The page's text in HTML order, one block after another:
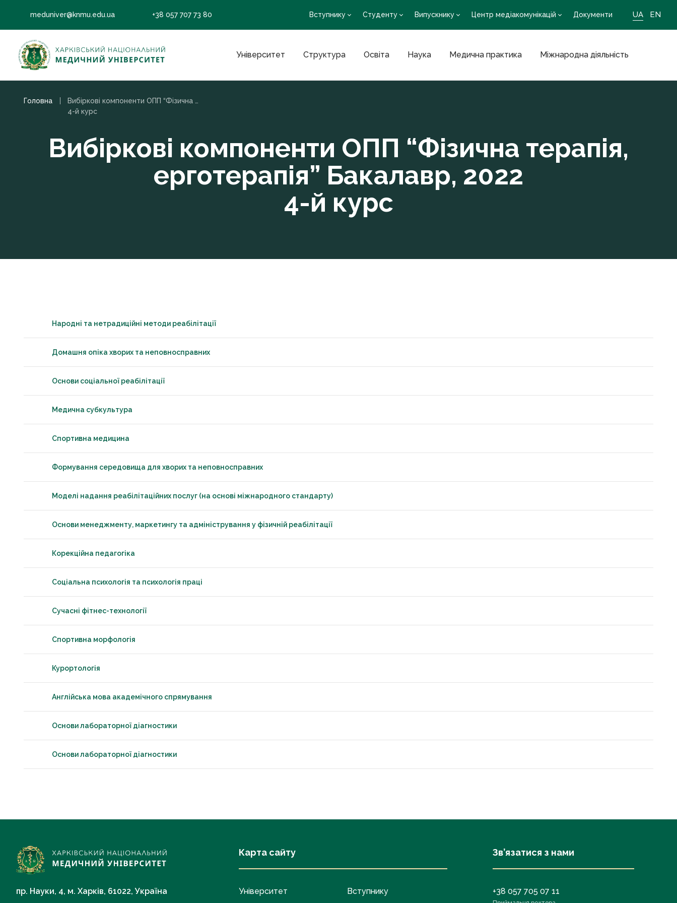
meduniver@knmu.edu.ua +38 057 707 73 80 Вступнику Студенту Випускнику Центр медіакомунікацій Документи UA EN
Університет Структура Освіта Наука Медична практика Міжнародна діяльність
Головна
4-й курс
Вибіркові компоненти ОПП “Фізична терапія,
ерготерапія” Бакалавр, 2022
4-й курс
Народні та нетрадиційні методи реабілітації
Домашня опіка хворих та неповносправних
Основи соціальної реабілітації
Медична субкультура
Спортивна медицина
Формування середовища для хворих та неповносправних
Моделі надання реабілітаційних послуг (на основі міжнародного стандарту)
Основи менеджменту, маркетингу та адміністрування у фізичній реабілітації
Корекційна педагогіка
Соціальна психологія та психологія праці
Сучасні фітнес-технології
Спортивна морфологія
Курортологія
Англійська мова академічного спрямування
Основи лабораторної діагностики
Основи лабораторної діагностики
пр. Науки, 4, м. Харків, 61022, Україна
Карта сайту
Університет Вступнику
Зв’язатися з нами
+38 057 705 07 11